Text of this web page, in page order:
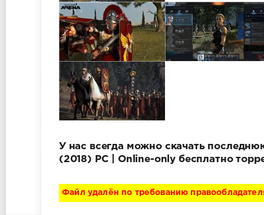
У нас всегда можно скачать
(2018) PC | Online-only бесплатно
Файл удалён по требованию